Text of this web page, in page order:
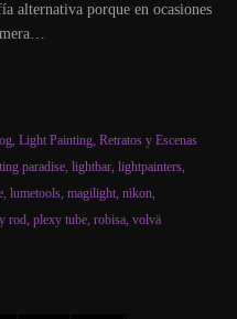
alternativa porque en ocasiones
, Light Painting, Retratos y Escenas
paradise, lightbar, lightpainters,
, lumetools, magilight, nikon,
rod, plexy tube, robisa, volvä